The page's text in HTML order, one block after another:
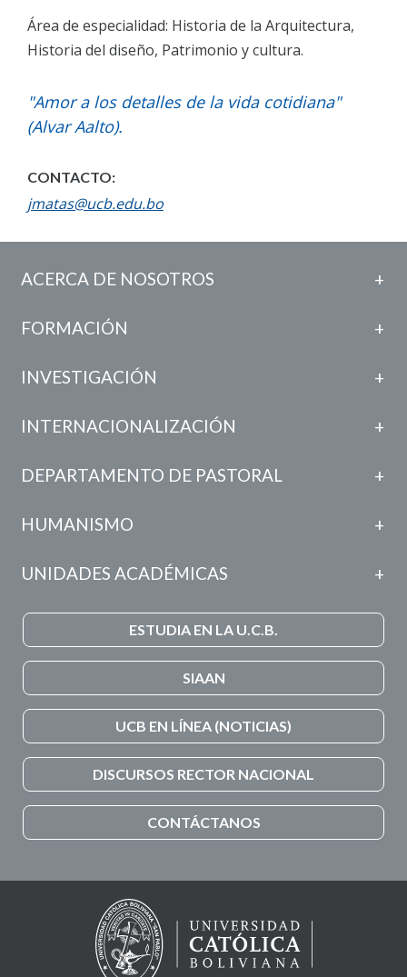
Área de especialidad: Historia de la Arquitectura,
Historia del diseño, Patrimonio y cultura.
"Amor a los detalles de la vida cotidiana"
(Alvar Aalto).
CONTACTO:
jmatas@ucb.edu.bo
ACERCA DE NOSOTROS
FORMACIÓN
INVESTIGACIÓN
INTERNACIONALIZACIÓN
DEPARTAMENTO DE PASTORAL
HUMANISMO
UNIDADES ACADÉMICAS
ESTUDIA EN LA U.C.B.
SIAAN
UCB EN LÍNEA (NOTICIAS)
DISCURSOS RECTOR NACIONAL
CONTÁCTANOS